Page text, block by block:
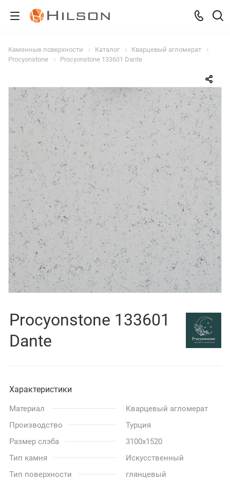
Каменные поверхности Каталог
Кварцевый агломерат
Procyonstone
Procyonstone 133601 Dante
Procyonstone 133601
Dante
Характеристики
Материал
Кварцевый агломерат
Производство
Турция
Размер слэба
3100x1520
Тип камня
Искусственный
Тип поверхности
глянцевый